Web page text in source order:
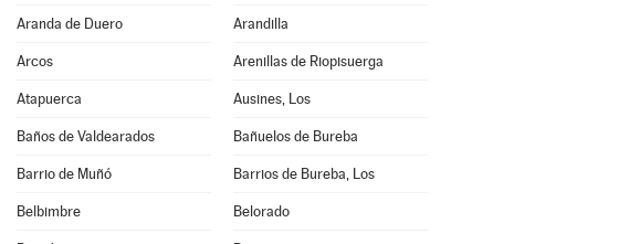
Aranda de Duero Arandilla
Arcos Arenillas de Riopisuerga
Atapuerca Ausines, Los
Baños de Valdearados Bañuelos de Bureba
Barrio de Muñó Barrios de Bureba, Los
Belbimbre Belorado